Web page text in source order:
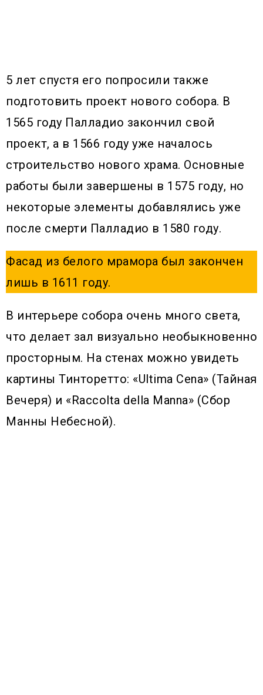
5 лет спустя его попросили также
подготовить проект нового собора. В
1565 году Палладио закончил свой
проект, а в 1566 году уже началось
строительство нового храма. Основные
работы были завершены в 1575 году, но
некоторые элементы добавлялись уже
после смерти Палладио в 1580 году.
Фасад из белого мрамора был закончен
лишь в 1611 году.
В интерьере собора очень много света,
что делает зал визуально необыкновенно
просторным. На стенах можно увидеть
картины Тинторетто: «Ultima Cena» (Тайная
Вечеря) и «Raccolta della Manna» (Сбор
Манны Небесной).